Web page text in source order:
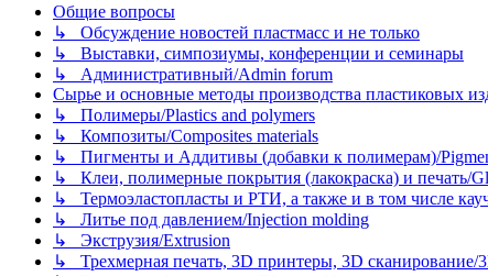
Общие вопросы
↳ Обсуждение новостей пластмасс и не только
↳ Выставки, симпозиумы, конференции и семинары
↳ Административный/Admin forum
Сырье и основные методы производства пластиковых
↳ Полимеры/Plastics and polymers
↳ Композиты/Сomposites materials
↳ Пигменты и Аддитивы (добавки к полимерам)/
↳ Клеи, полимерные покрытия (лакокраска) и печать/
↳ Термоэластопласты и РТИ, а также и в том числе
↳ Литье под давлением/Injection molding
↳ Экструзия/Extrusion
↳ Трехмерная печать, 3D принтеры, 3D сканирование/